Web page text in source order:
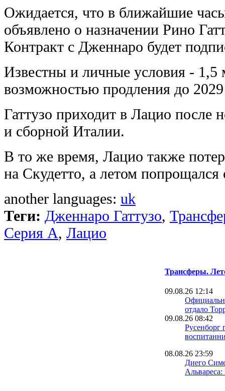
Ожидается, что в ближайшие
объявлено о назначении Рино
Контракт с Дженнаро будет
Известны и личные условия - 1,5
возможностью продления до 2029
Гаттузо приходит в Лацио после
и сборной Италии.
В то же время, Лацио также
на Скудетто, а летом
another languages: uk
Теги: Дженнаро Гаттузо,
Серия А, Лацио
Трансферы.
09.08.26 12:14
отдало
09.08.26 08:42
Русенборг
08.08.26 23:59
Диего